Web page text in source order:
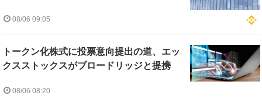
08/06 09:05
トークン化株式に投票意向提出の道、エッ
クスストックスがブロードリッジと提携
08/06 08:20